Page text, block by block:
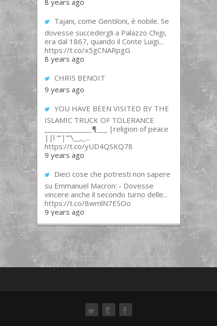
8 years ago
Tajani, come Gentiloni, è nobile. Se
dovesse succedergli a Palazzo Chigi,
era dal 1867, quando il Conte Luigi...
https://t.co/x5gCNARpgG
8 years ago
CHRIS BENOIT
9 years ago
YOU HAVE BEEN VISITED BY THE
ISLAMIC TRUCK OF TOLERANCE
______________¶___ |religion of peace
||l “”|””\__,_...
https://t.co/yUD4QSKQ78
9 years ago
Dieci cose che potresti non sapere
su Emmanuel Macron: - Dovesse
vincere anche il secondo turno delle...
https://t.co/8wmlN7ESOo
9 years ago